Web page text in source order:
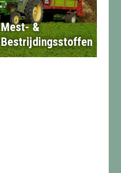
Mest- &
Bestrijdingsstoffen